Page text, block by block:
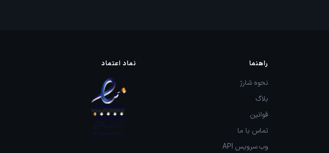
راهنما
نحوه شارژ
بلاگ
قوانین
تماس با ما
وب سرویس API
نماد اعتماد